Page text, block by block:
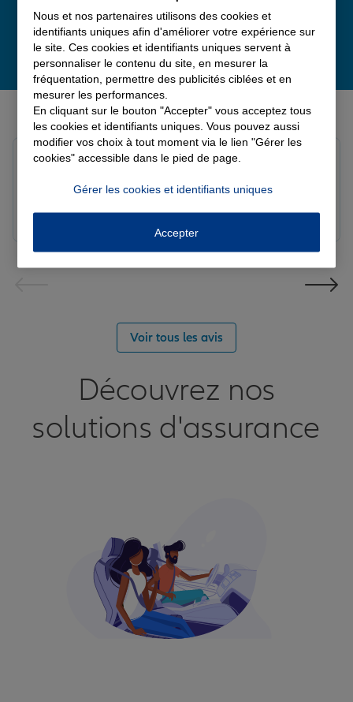
Derniers avis de nos agences Allianz
Le 05/08/2026 - Agence FORT DE FRANCE
Yori A.
Voir tous les avis
Découvrez nos
solutions d'assurance
Nous et nos partenaires utilisons des cookies et
identifiants uniques afin d'améliorer votre expérience sur
le site. Ces cookies et identifiants uniques servent à
personnaliser le contenu du site, en mesurer la
fréquentation, permettre des publicités ciblées et en
mesurer les performances.
En cliquant sur le bouton "Accepter" vous acceptez tous
les cookies et identifiants uniques. Vous pouvez aussi
modifier vos choix à tout moment via le lien "Gérer les
cookies" accessible dans le pied de page.
Gérer les cookies et identifiants uniques
Accepter